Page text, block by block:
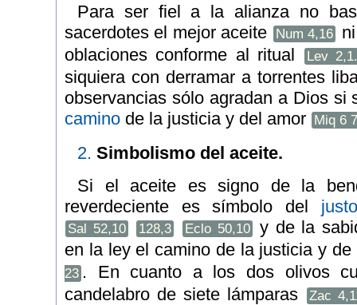
Para ser fiel a la alianza no
sacerdotes el mejor aceite
Num 4,16
oblaciones conforme al ritual
Lev
siquiera con derramar a torrentes
observancias sólo agradan a Dios si
camino de la justicia y del amor Miq 6
2. Simbolismo del aceite.
Si el aceite es signo de la
reverdeciente es símbolo del justo
Sal 52,10 128,3 Eclo 50,10
y de la
en la ley el camino de la justicia y
23 . En cuanto a los dos olivos
candelabro de siete lámparas
Zac